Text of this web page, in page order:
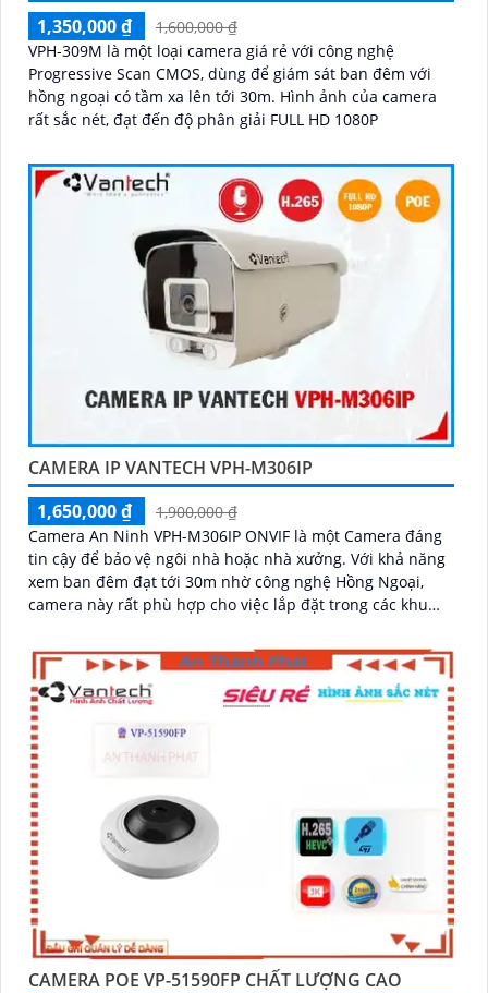
1,350,000 ₫
1,600,000 ₫
VPH-309M là một loại camera giá rẻ với công nghệ
Progressive Scan CMOS, dùng để giám sát ban đêm với
hồng ngoại có tầm xa lên tới 30m. Hình ảnh của camera
rất sắc nét, đạt đến độ phân giải FULL HD 1080P
CAMERA IP VANTECH VPH-M306IP
1,650,000 ₫
1,900,000 ₫
Camera An Ninh VPH-M306IP ONVIF là một Camera đáng
tin cậy để bảo vệ ngôi nhà hoặc nhà xưởng. Với khả năng
xem ban đêm đạt tới 30m nhờ công nghệ Hồng Ngoại,
camera này rất phù hợp cho việc lắp đặt trong các khu
CAMERA POE VP-51590FP CHẤT LƯỢNG CAO